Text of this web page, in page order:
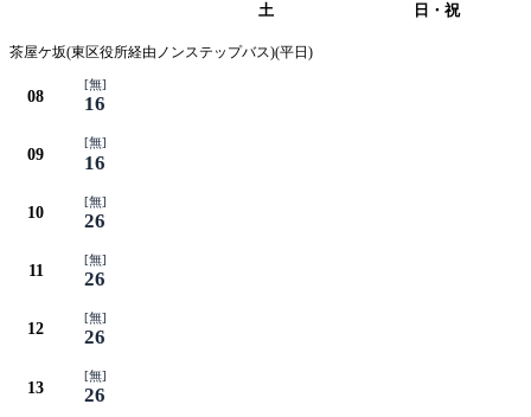
土 日・祝
茶屋ケ坂(東区役所経由ノンステップバス)(平日)
08
[無]
16
09
[無]
16
10
[無]
26
11
[無]
26
12
[無]
26
13
[無]
26